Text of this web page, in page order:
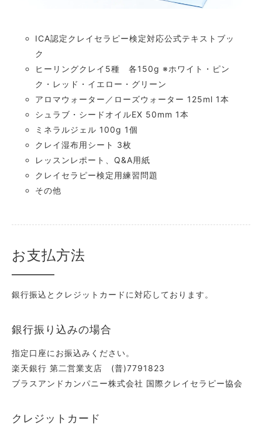
ICA認定クレイセラピー検定対応公式テキストブッ
ク
ヒーリングクレイ5種 各150g ※ホワイト・ピン
ク・レッド・イエロー・グリーン
アロマウォーター／ローズウォーター 125ml 1本
シュラブ・シードオイルEX 50mm 1本
ミネラルジェル 100g 1個
クレイ湿布用シート 3枚
レッスンレポート、Q&A用紙
クレイセラピー検定用練習問題
その他
お支払方法
銀行振込とクレジットカードに対応しております。
銀行振り込みの場合
指定口座にお振込みください。
楽天銀行 第二営業支店 (普)7791823
ブラスアンドカンパニー株式会社 国際クレイセラピー協会
クレジットカード